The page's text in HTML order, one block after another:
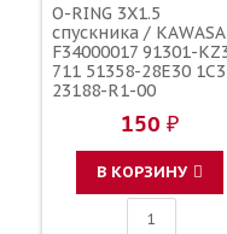
O-RING 3X1.5
спускника /
F34000017 91301-
711 51358-28E30
23188-R1-00
150 ₽
В КОРЗИНУ